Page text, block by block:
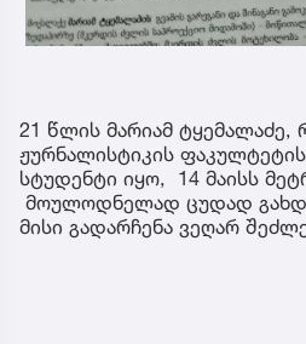
21 წლის მარიამ
ჟურნალისტიკის
სტუდენტი იყო, 14 მაისს
მოულოდნელად ცუდად
მისი გადარჩენა ვეღარ